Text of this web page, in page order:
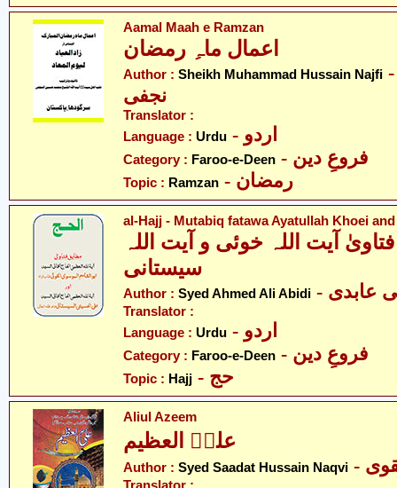
Aamal Maah e Ramzan
اعمال ماہِ رمضان
Author : Sheikh Muhammad Hussain Najfi حسین
نجفی
Translator :
Language : Urdu - اردو
Category : Faroo-e-Deen - فروعِ دین
Topic : Ramzan - رمضان
al-Hajj - Mutabiq fatawa Ayatullah Khoei
آیت اللہ خوئی و آیت اللہ
سیستانی
Author : Syed Ahmed Ali Abidi عابدی
Translator :
Language : Urdu - اردو
Category : Faroo-e-Deen - فروعِ دین
Topic : Hajj - حج
Aliul Azeem
علیؑ العظیم
Author : Syed Saadat Hussain Naqvi
Translator :